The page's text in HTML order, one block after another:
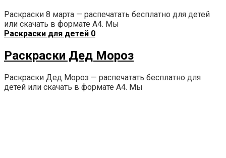
Раскраски 8 марта — распечатать бесплатно для детей
или скачать в формате А4. Мы
Раскраски для детей 0
Раскраски Дед Мороз
Раскраски Дед Мороз — распечатать бесплатно для
детей или скачать в формате А4. Мы